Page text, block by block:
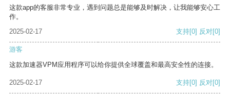
这款app的客服非常专业，遇到问题总是能够及时解决，让我能够安心工
作。
2025-02-17
支持[0] 反对[0]
游客
这款加速器VPM应用程序可以给你提供全球覆盖和最高安全性的连接。
2025-02-17 支持[0] 反对[0]